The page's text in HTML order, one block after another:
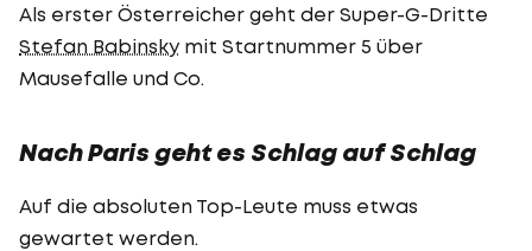
Als erster Österreicher geht der Super-G-Dritte
Stefan Babinskymit Startnummer 5 über
Mausefalle und Co.
Nach Paris geht es Schlag auf Schlag
Auf die absoluten Top-Leute muss etwas
gewartet werden.